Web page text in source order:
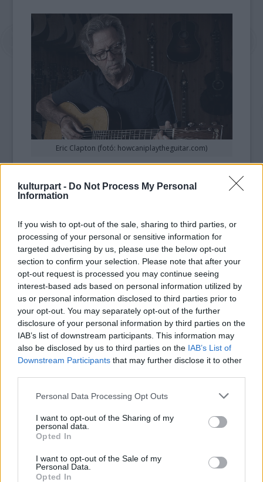
kulturpart - Do Not Process My Personal
Information
If you wish to opt-out of the sale, sharing to third parties, or
processing of your personal or sensitive information for
targeted advertising by us, please use the below opt-out
section to confirm your selection. Please note that after your
opt-out request is processed you may continue seeing
interest-based ads based on personal information utilized by
us or personal information disclosed to third parties prior to
your opt-out. You may separately opt-out of the further
disclosure of your personal information by third parties on the
IAB’s list of downstream participants. This information may
also be disclosed by us to third parties on the IAB’s List of
Downstream Participants that may further disclose it to other
Please note that this website/app uses one or more Google
not limited to your visit or usage behaviour. You may click to
grant or deny consent to Google and its third-party tags to
use your data for below specified purposes in below Google
consent section.
Personal Data Processing Opt Outs
I want to opt-out of the Sharing of my
personal data.
Opted In
I want to opt-out of the Sale of my
Personal Data.
Opted In
Eric Clapton (fotó: howcaniplaytheguitar.com)
vezető, apja Kim Dzsongil utódja, mert az túl
Szingapúrban látták Clapton-koncerten.